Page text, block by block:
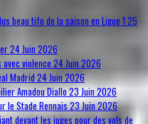
beau tifo de la saison en Ligue 1 25
24 Juin 2026
violence 24 Juin 2026
Madrid 24 Juin 2026
Amadou Diallo23 Juin 2026
le Stade Rennais23 Juin 2026
devant les juges pour des vols de